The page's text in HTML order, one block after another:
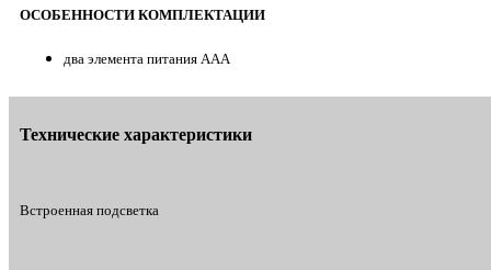
ОСОБЕННОСТИ КОМПЛЕКТАЦИИ
два элемента питания ААА
Технические характеристики
Встроенная подсветка